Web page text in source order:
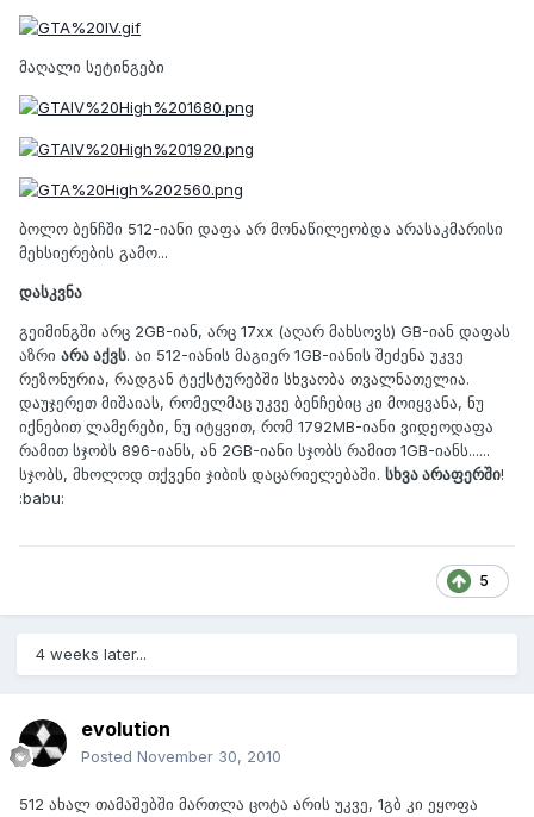
მაღალი სეტინგები
ბოლო ბენჩში 512-იანი დაფა არ მონაწილეობდა არასაკმარისი
მეხსიერების გამო...
დასკვნა
გეიმინგში არც 2GB-იან, არც 17xx (აღარ მახსოვს) GB-იან დაფას
აზრი არა აქვს. აი 512-იანის მაგიერ 1GB-იანის შეძენა უკვე
რეზონურია, რადგან ტექსტურებში სხვაობა თვალნათელია.
დაუჯერეთ მიშაიას, რომელმაც უკვე ბენჩებიც კი მოიყვანა, ნუ
იქნებით ლამერები, ნუ იტყვით, რომ 1792MB-იანი ვიდეოდაფა
რამით სჯობს 896-იანს, ან 2GB-იანი სჯობს რამით 1GB-იანს......
სჯობს, მხოლოდ თქვენი ჯიბის დაცარიელებაში. სხვა არაფერში!
:babu:
5
4 weeks later...
evolution
Posted November 30, 2010
512 ახალ თამაშებში მართლა ცოტა არის უკვე, 1გბ კი ეყოფა